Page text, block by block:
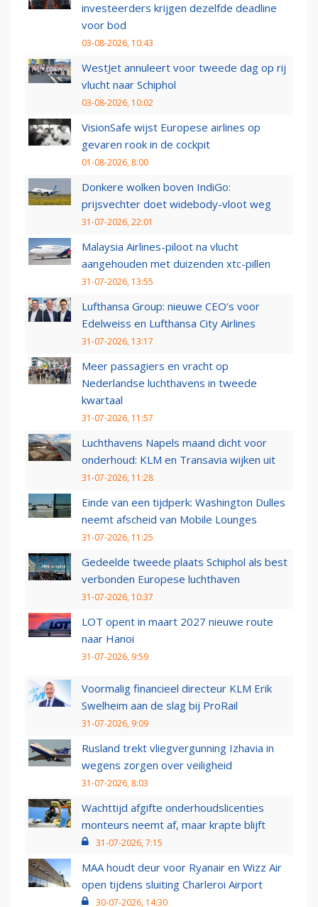
investeerders krijgen dezelfde deadline
voor bod
03-08-2026, 10:43
WestJet annuleert voor tweede dag op rij
vlucht naar Schiphol
03-08-2026, 10:02
VisionSafe wijst Europese airlines op
gevaren rook in de cockpit
01-08-2026, 8:00
Donkere wolken boven IndiGo:
prijsvechter doet widebody-vloot weg
31-07-2026, 22:01
Malaysia Airlines-piloot na vlucht
aangehouden met duizenden xtc-pillen
31-07-2026, 13:55
Lufthansa Group: nieuwe CEO’s voor
Edelweiss en Lufthansa City Airlines
31-07-2026, 13:17
Meer passagiers en vracht op
Nederlandse luchthavens in tweede
kwartaal
31-07-2026, 11:57
Luchthavens Napels maand dicht voor
onderhoud: KLM en Transavia wijken uit
31-07-2026, 11:28
Einde van een tijdperk: Washington Dulles
neemt afscheid van Mobile Lounges
31-07-2026, 11:25
Gedeelde tweede plaats Schiphol als best
verbonden Europese luchthaven
31-07-2026, 10:37
LOT opent in maart 2027 nieuwe route
naar Hanoi
31-07-2026, 9:59
Voormalig financieel directeur KLM Erik
Swelheim aan de slag bij ProRail
31-07-2026, 9:09
Rusland trekt vliegvergunning Izhavia in
wegens zorgen over veiligheid
31-07-2026, 8:03
Wachttijd afgifte onderhoudslicenties
monteurs neemt af, maar krapte blijft
31-07-2026, 7:15
MAA houdt deur voor Ryanair en Wizz Air
open tijdens sluiting Charleroi Airport
30-07-2026, 14:30